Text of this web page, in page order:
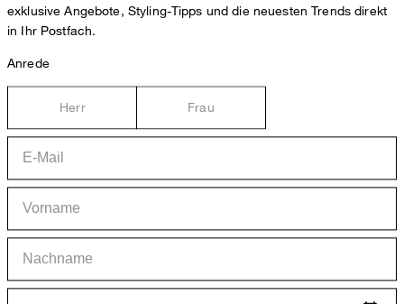
exklusive Angebote, Styling-Tipps und die neuesten Trends direkt
in Ihr Postfach.
Anrede
Herr Frau